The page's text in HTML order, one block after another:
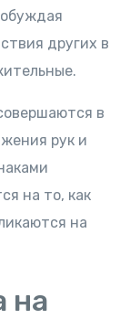
других в
в
рук и
на то, как
на
на